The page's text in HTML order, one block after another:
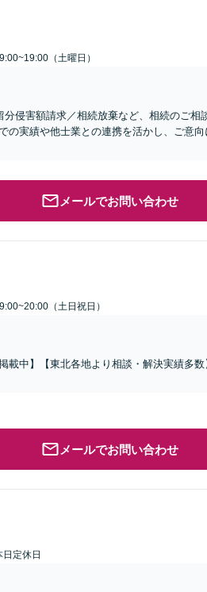
（土曜日）
侵害額請求／相続放棄など、相続のご相
の実績や他士業との連携を活かし、ご意
メールでお問い合わせ
（土日祝日）
載中】【東北各地より相談・解決実績多
メールでお問い合わせ
定休日